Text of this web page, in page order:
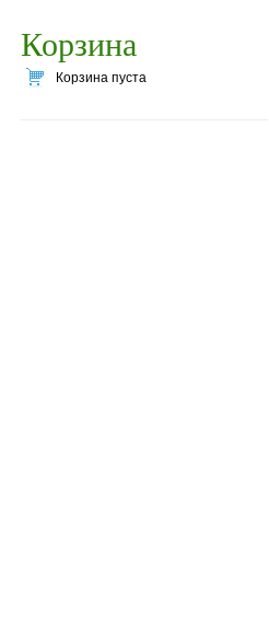
Корзина
Корзина пуста